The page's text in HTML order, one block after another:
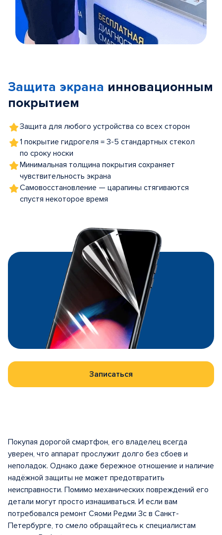
5
Защита экрана инновационным
покрытием
Защита для любого устройства со всех сторон
1 покрытие гидрогеля = 3-5 стандартных стекол
по сроку носки
Минимальная толщина покрытия сохраняет
чувствительность экрана
Самовосстановление — царапины стягиваются
спустя некоторое время
Записаться
Покупая дорогой смартфон, его владелец всегда
уверен, что аппарат прослужит долго без сбоев и
неполадок. Однако даже бережное отношение и наличие
надёжной защиты не может предотвратить
неисправности. Помимо механических повреждений его
детали могут просто изнашиваться. И если вам
потребовался ремонт Сяоми Редми 3с в Санкт-
Петербурге, то смело обращайтесь к специалистам